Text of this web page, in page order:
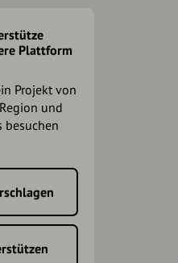
Plattform
Projekt von
und
besuchen